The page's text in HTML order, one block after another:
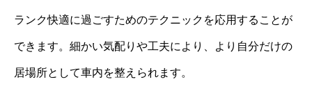
ランク快適に過ごすためのテクニックを応用することが
できます。細かい気配りや工夫により、より自分だけの
居場所として車内を整えられます。